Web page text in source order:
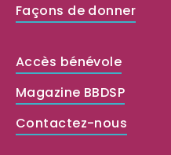
Façons de donner
Accès bénévole
Magazine BBDSP
Contactez-nous